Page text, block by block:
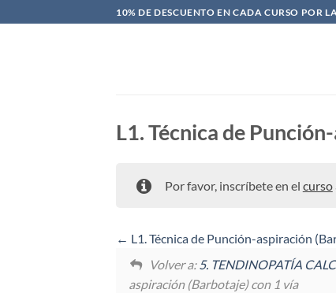
al
10% DE DESCUENTO EN CADA CURSO POR
L1. Técnica de
Por favor, inscríbete en el curso
L1. Técnica de Punción-aspiración
Volver a:5. TENDINOPATÍA
aspiración (Barbotaje) con 1 vía